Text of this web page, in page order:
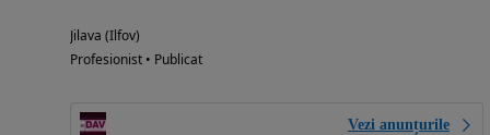
Jilava (Ilfov)
Profesionist • Publicat
Vezi anunțurile